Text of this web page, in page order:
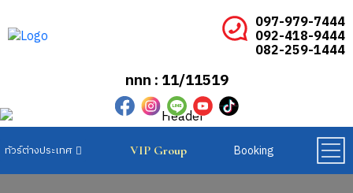
097-979-7444
092-418-9444
082-259-1444
ททท : 11/11519
VIP Group Booking